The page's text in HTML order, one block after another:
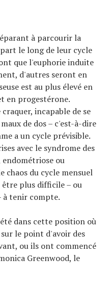
à parcourir la
le long de leur cycle
que l'euphorie induite
d'autres seront en
est au plus élevé en
en progestérone.
incapable de se
de dos – c'est-à-dire
a un cycle prévisible.
avec le syndrome des
endométriose ou
chaos du cycle mensuel
être plus difficile – ou
à tenir compte.
dans cette position où
le point d'avoir des
ou ils ont commencé
Greenwood, le